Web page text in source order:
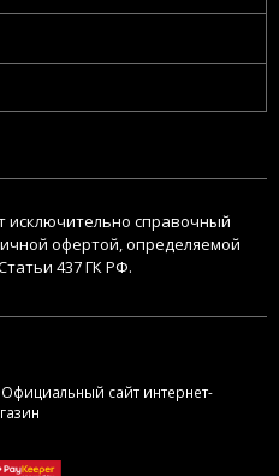
исключительно справочный
офертой, определяемой
437 ГК РФ.
сайт интернет-